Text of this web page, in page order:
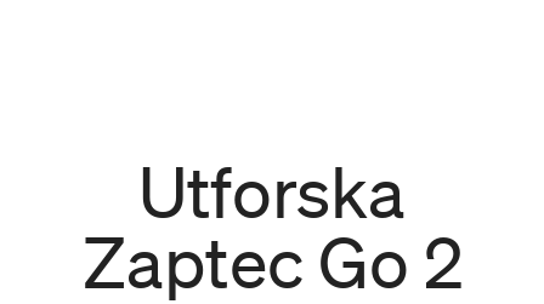
Utforska
Zaptec Go 2